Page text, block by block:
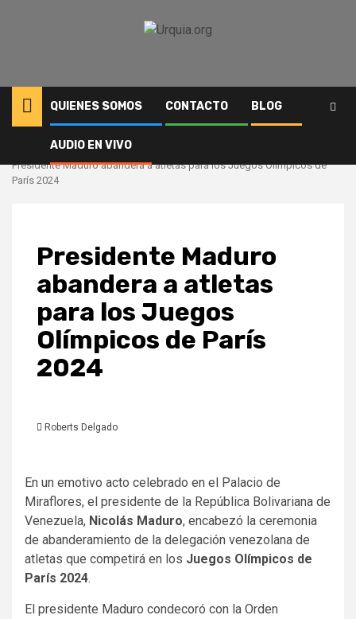
QUIENES SOMOS CONTACTO BLOG
AUDIO EN VIVO
Deportes
Presidente Maduro abandera a atletas para los Juegos Olímpicos de
París 2024
Presidente Maduro
abandera a atletas
para los Juegos
Olímpicos de París
2024
Roberts Delgado
En un emotivo acto celebrado en el Palacio de
Miraflores, el presidente de la República Bolivariana de
Venezuela, Nicolás Maduro, encabezó la ceremonia
de abanderamiento de la delegación venezolana de
atletas que competirá en los Juegos Olímpicos de
París 2024.
El presidente Maduro condecoró con la Orden